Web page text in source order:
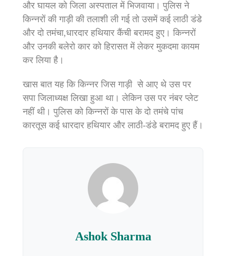
और घायल को जिला अस्पताल में भिजवाया। पुलिस ने
किन्नरों की गाड़ी की तलाशी ली गई तो उसमें कई लाठी डंडे
और दो तमंचा,धारदार हथियार कैंची बरामद हुए। किन्नरों
और उनकी बलेरो कार को हिरासत में लेकर मुकदमा कायम
कर लिया है।
खास बात यह कि किन्नर जिस गाड़ी से आए थे उस पर
सपा जिलाध्यक्ष लिखा हुआ था। लेकिन उस पर नंबर प्लेट
नहीं थी। पुलिस को किन्नरों के पास के दो तमंचे पांच
कारतूस कई धारदार हथियार और लाठी-डंडे बरामद हुए हैं।
Ashok Sharma